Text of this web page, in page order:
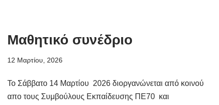
Μαθητικό συνέδριο
12 Μαρτίου, 2026
Το Σάββατο 14 Μαρτίου 2026 διοργανώνεται από κοινού
απο τους Συμβούλους Εκπαίδευσης ΠΕ70 και